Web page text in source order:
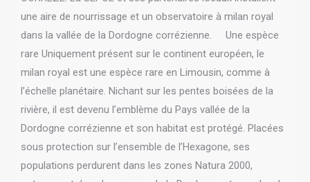
une aire de nourrissage et un observatoire à milan royal
dans la vallée de la Dordogne corrézienne. Une espèce
rare Uniquement présent sur le continent européen, le
milan royal est une espèce rare en Limousin, comme à
l’échelle planétaire. Nichant sur les pentes boisées de la
rivière, il est devenu l’emblème du Pays vallée de la
Dordogne corrézienne et son habitat est protégé. Placées
sous protection sur l’ensemble de l’Hexagone, ses
populations perdurent dans les zones Natura 2000,